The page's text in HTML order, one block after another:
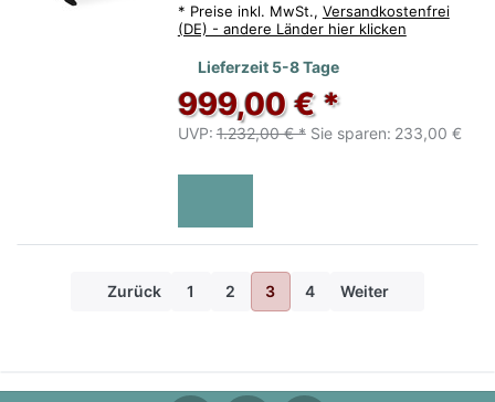
* Preise inkl. MwSt., Versandkostenfrei
(DE) - andere Länder hier klicken
Lieferzeit 5-8 Tage
999,00 € *
UVP: 1.232,00 € * Sie sparen: 233,00 €
Zurück 1 2 3 4 Weiter